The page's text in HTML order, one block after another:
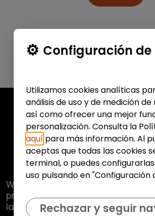
Web de
pretende promover y fomentar
laboral de colectivos vulnerables.
Configuración de
Utilizamos cookies analíticas
análisis de uso y de medición
así como ofrecer una mejor
personalización. Consulta la
aquí para más información. Al
aceptas que todas las cookies
terminal, o puedes
uso pulsando en "Configuración
Rechazar y seguir